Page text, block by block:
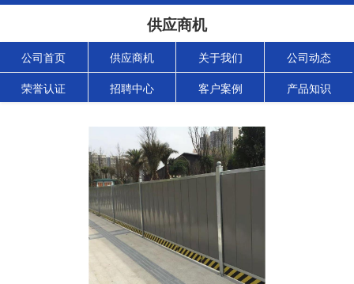
供应商机
公司首页 供应商机 关于我们 公司动态
荣誉认证 招聘中心 客户案例 产品知识